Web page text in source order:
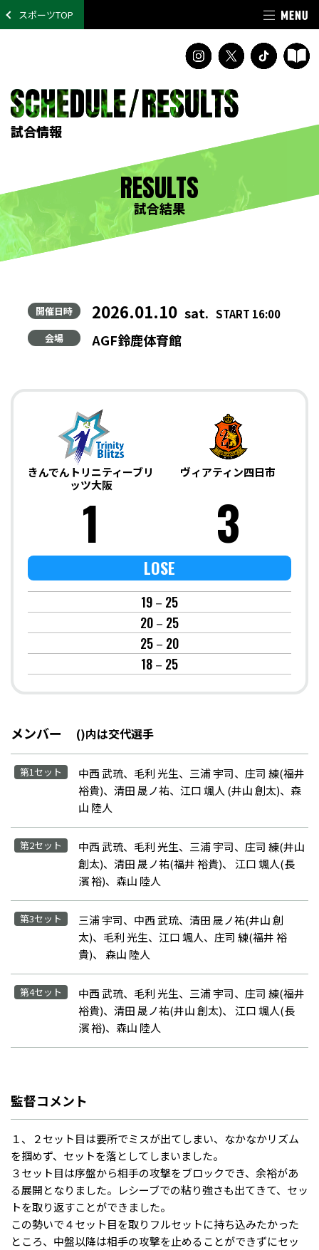
スポーツTOP
試合情報
RESULTS
試合結果
開催日時 2026.01.10 sat. START 16:00
会場 AGF鈴鹿体育館
きんでんトリニティーブリ
ッツ大阪
1
LOSE
19－25
20－25
25－20
18－25
ヴィアティン四日市
3
メンバー ()内は交代選手
第1セット
中西 武琉、毛利 光生、三浦 宇司、庄司 練(福井
裕貴)、清田 晟ノ祐、江口 颯人 (井山 創太)、森
山 陸人
第2セット
中西 武琉、毛利 光生、三浦 宇司、庄司 練(井山
創太)、清田 晟ノ祐(福井 裕貴)、 江口 颯人(長
濱 裕)、森山 陸人
第3セット
三浦 宇司、中西 武琉、清田 晟ノ祐(井山 創
太)、毛利 光生、江口 颯人、庄司 練(福井 裕
貴)、 森山 陸人
第4セット
中西 武琉、毛利 光生、三浦 宇司、庄司 練(福井
裕貴)、清田 晟ノ祐(井山 創太)、 江口 颯人(長
濱 裕)、森山 陸人
監督コメント
１、２セット目は要所でミスが出てしまい、なかなかリズム
を掴めず、セットを落としてしまいました。
３セット目は序盤から相手の攻撃をブロックでき、余裕があ
る展開となりました。レシーブでの粘り強さも出てきて、セッ
トを取り返すことができました。
この勢いで４セット目を取りフルセットに持ち込みたかった
ところ、中盤以降は相手の攻撃を止めることができずにセッ